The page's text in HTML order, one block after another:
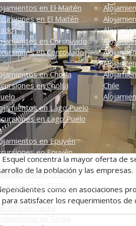
en El Maitén
en El Maitén
en Corcovado
en Corcovado
en Cholila
en Cholila
en Lago Puelo
en Lago Puelo
en Epuyén
en Epuyén
en El Hoyo
en El Hoyo
info de Tecka
Chile
concentra la mayor oferta de
de la población y las empresas.
como en asociaciones
para satisfacer los requerimientos de